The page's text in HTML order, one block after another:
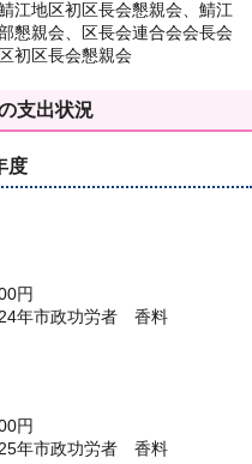
江地区初区長会懇親会、鯖江
懇親会、区長会連合会会長会
初区長会懇親会
支出状況
度
円
年市政功労者 香料
円
年市政功労者 香料